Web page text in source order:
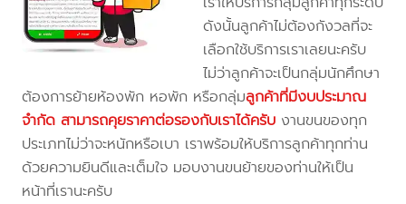
ดังนั้นลูกค้าไม่ต้องกังวลที่จะ
เลือกใช้บริการเราเลยนะครับ
ไม่ว่าลูกค้าจะเป็นกลุ่มนักศึกษา
ต้องการย้ายห้องพัก หอพัก หรือกลุ่มลูกค้าที่มีงบประมาณ
จำกัด สามารถคุยราคาต่อรองกับเราได้ครับ งานขนของทุก
ประเภทไม่ว่าจะหนักหรือเบา เราพร้อมให้บริการลูกค้าทุกท่าน
ด้วยความยินดีและเต็มใจ มอบงานขนย้ายของท่านให้เป็น
หน้าที่เรานะครับ